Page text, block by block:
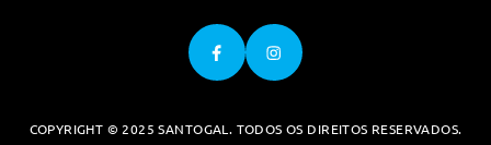
COPYRIGHT © 2025 SANTOGAL. TODOS OS DIREITOS RESERVADOS.